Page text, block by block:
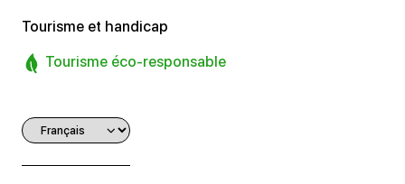
Tourisme et handicap
Tourisme éco-responsable